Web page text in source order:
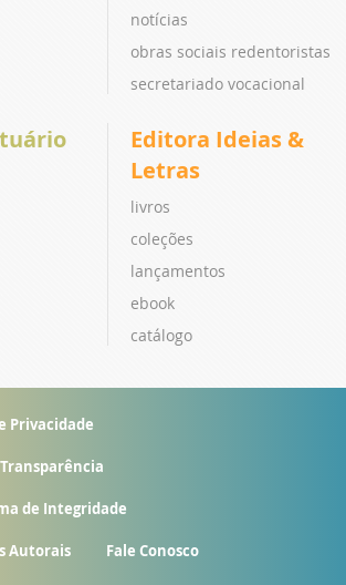
notícias
obras sociais redentoristas
secretariado vocacional
Editora Ideias &
Letras
livros
coleções
lançamentos
ebook
catálogo
Privacidade
de Integridade
Autorais Fale Conosco